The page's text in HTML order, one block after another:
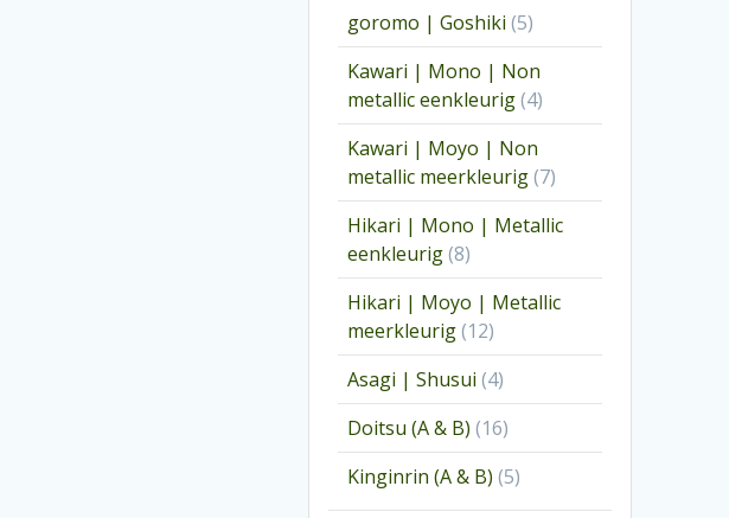
goromo | Goshiki 55
producten
Kawari | Mono | Non
metallic eenkleurig 44
producten
Kawari | Moyo | Non
metallic meerkleurig 77
producten
Hikari | Mono | Metallic
eenkleurig 88
producten
Hikari | Moyo | Metallic
meerkleurig 1212
producten
Asagi | Shusui 44
producten
Doitsu (A & B) 1616
producten
Kinginrin (A & B) 55
producten